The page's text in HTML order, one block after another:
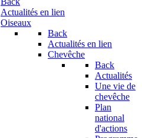
Actualités en lien
Oiseaux
Back
Actualités en lien
Chevêche
Back
Actualités
Une vie de
chevêche
Plan
national
d'actions